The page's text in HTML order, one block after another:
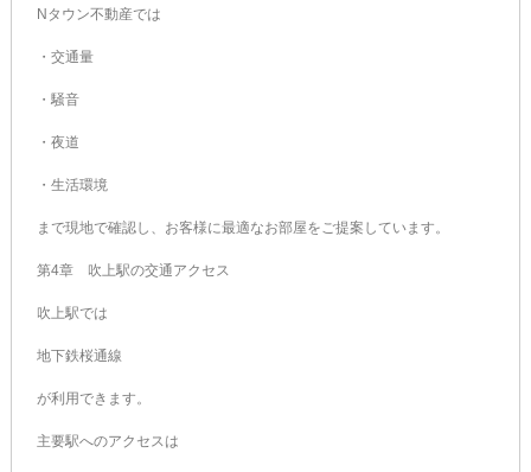
Nタウン不動産では
・交通量
・騒音
・夜道
・生活環境
まで現地で確認し、お客様に最適なお部屋をご提案しています。
第4章 吹上駅の交通アクセス
吹上駅では
地下鉄桜通線
が利用できます。
主要駅へのアクセスは